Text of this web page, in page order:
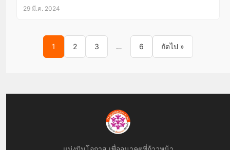
29 มี.ค. 2024
Posts pagination
1 2 3 … 6 ถัดไป »